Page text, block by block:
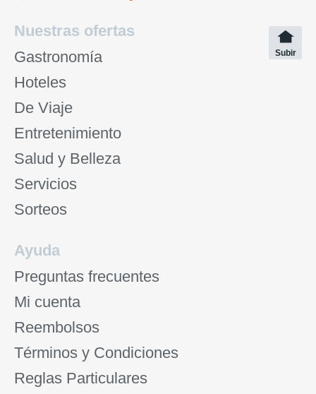
Nuestras ofertas
Gastronomía
Hoteles
De Viaje
Entretenimiento
Salud y Belleza
Servicios
Sorteos
Subir
Ayuda
Preguntas frecuentes
Mi cuenta
Reembolsos
Términos y Condiciones
Reglas Particulares